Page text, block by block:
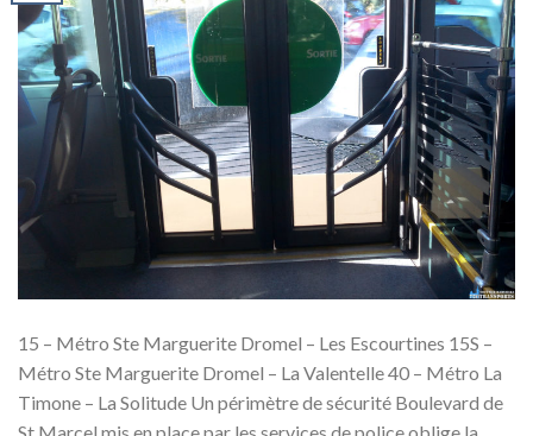
15 – Métro Ste Marguerite Dromel – Les Escourtines 15S –
Métro Ste Marguerite Dromel – La Valentelle 40 – Métro La
Timone – La Solitude Un périmètre de sécurité Boulevard de